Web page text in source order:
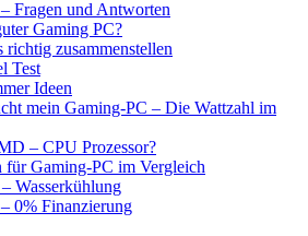
Fragen und Antworten
Gaming PC?
richtig zusammenstellen
Test
Ideen
mein Gaming-PC – Die Wattzahl im
– CPU Prozessor?
für Gaming-PC im Vergleich
Wasserkühlung
0% Finanzierung